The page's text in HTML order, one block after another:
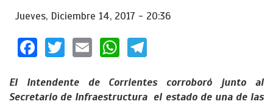
Jueves, Diciembre 14, 2017 - 20:36
Facebook
TwitterEmailWhatsApp
El Intendente de Corrientes corroboró junto al
Secretario de Infraestructura el estado de una de las